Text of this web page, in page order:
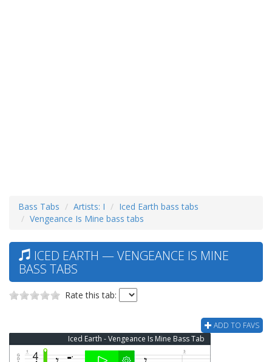
Bass Tabs Artists: I
Iced Earth bass tabs
Vengeance Is Mine bass tabs
ICED EARTH — VENGEANCE IS MINE
BASS TABS
Rate this tab:
ADD TO FAVS
Iced Earth - Vengeance Is Mine Bass Tab